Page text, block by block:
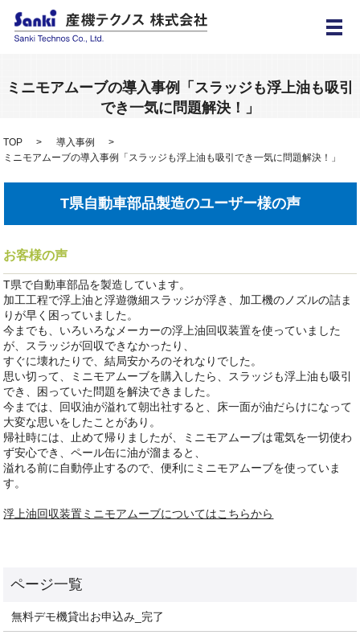
メ
ミニモアムーブの導入事例「スラッジも浮上油も吸引
でき一気に問題解決！」
TOP
導入事例
ミニモアムーブの導入事例「スラッジも浮上油も吸引でき一気に問題解決！」
T県自動車部品製造のユーザー様の声
お客様の声
T県で自動車部品を製造しています。
加工工程で浮上油と浮遊微細スラッジが浮き、加工機のノズルの詰ま
りが早く困っていました。
今までも、いろいろなメーカーの浮上油回収装置を使っていました
が、スラッジが回収できなかったり、
すぐに壊れたりで、結局安かろのそれなりでした。
思い切って、ミニモアムーブを購入したら、スラッジも浮上油も吸引
でき、困っていた問題を解決できました。
今までは、回収油が溢れて朝出社すると、床一面が油だらけになって
大変な思いをしたことがあり。
帰社時には、止めて帰りましたが、ミニモアムーブは電気を一切使わ
ず安心でき、ペール缶に油が溜まると、
溢れる前に自動停止するので、便利にミニモアムーブを使っていま
す。
浮上油回収装置ミニモアムーブについてはこちらから
無料デモ機貸出お申込み_完了